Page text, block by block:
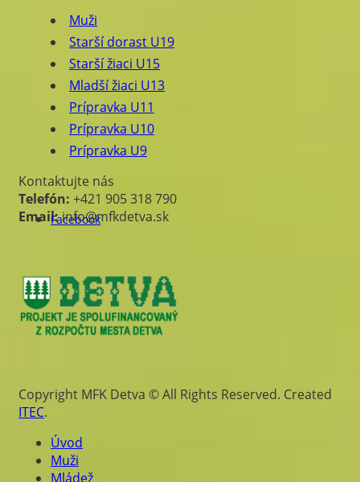
Muži
Starší dorast U19
Starší žiaci U15
Mladší žiaci U13
Prípravka U11
Prípravka U10
Prípravka U9
Kontaktujte nás
Telefón: +421 905 318 790
Email:info@mfkdetva.sk
Facebook
Copyright MFK Detva © All Rights Reserved. Created
ITEC.
Úvod
Muži
Mládež